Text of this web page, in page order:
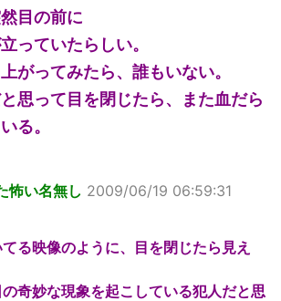
目の前に
っていたらしい。
がってみたら、誰もいない。
思って目を閉じたら、また血だら
る。
怖い名無し 2009/06/19 06:59:31
る映像のように、目を閉じたら見え
奇妙な現象を起こしている犯人だと思